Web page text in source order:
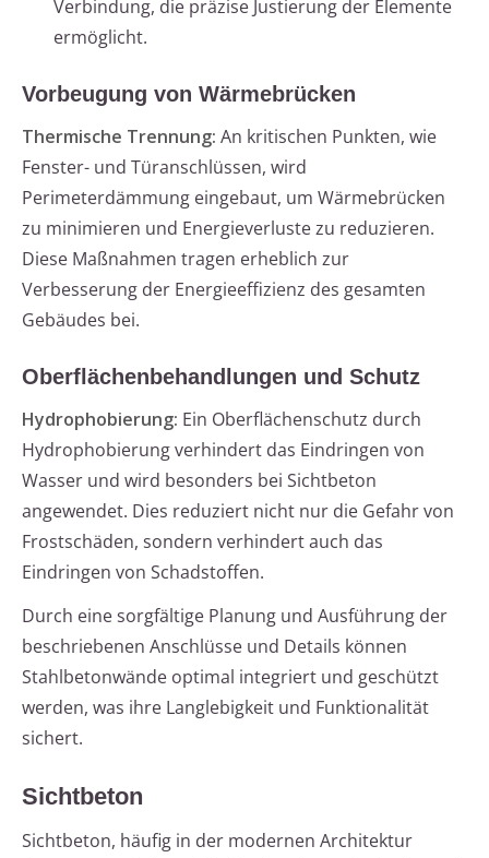
Verbindung, die präzise Justierung der Elemente
ermöglicht.
Vorbeugung von Wärmebrücken
Thermische Trennung: An kritischen Punkten, wie
Fenster- und Türanschlüssen, wird
Perimeterdämmung eingebaut, um Wärmebrücken
zu minimieren und Energieverluste zu reduzieren.
Diese Maßnahmen tragen erheblich zur
Verbesserung der Energieeffizienz des gesamten
Gebäudes bei.
Oberflächenbehandlungen und Schutz
Hydrophobierung: Ein Oberflächenschutz durch
Hydrophobierung verhindert das Eindringen von
Wasser und wird besonders bei Sichtbeton
angewendet. Dies reduziert nicht nur die Gefahr von
Frostschäden, sondern verhindert auch das
Eindringen von Schadstoffen.
Durch eine sorgfältige Planung und Ausführung der
beschriebenen Anschlüsse und Details können
Stahlbetonwände optimal integriert und geschützt
werden, was ihre Langlebigkeit und Funktionalität
sichert.
Sichtbeton
Sichtbeton, häufig in der modernen Architektur